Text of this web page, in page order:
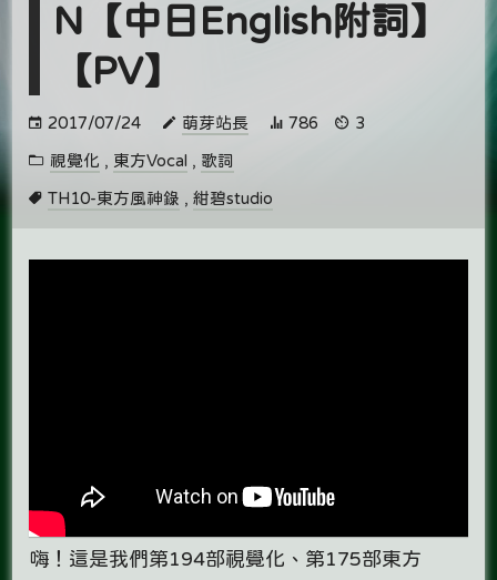
N【中日English附詞】
【PV】
2017/07/24 萌芽站長 786 3
視覺化 , 東方Vocal , 歌詞
TH10-東方風神錄 ,紺碧studio
嗨！這是我們第194部視覺化、第175部東方